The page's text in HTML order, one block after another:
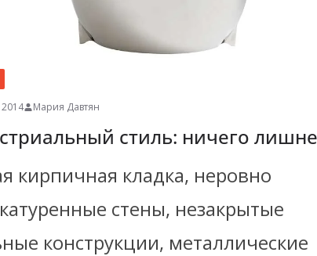
Мария Давтян
стиль: ничего
кирпичная кладка, неровно
стены, незакрытые
конструкции, металлические